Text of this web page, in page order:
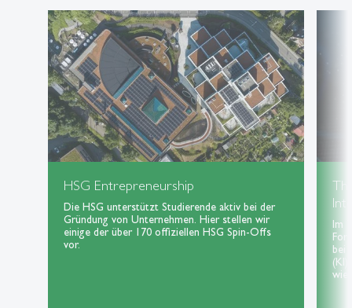
HSG Entrepreneurship
Die HSG unterstützt Studierende aktiv bei der
Gründung von Unternehmen. Hier stellen wir
einige der über 170 offiziellen HSG Spin-Offs
vor.
Im
bei
(KI)
wie